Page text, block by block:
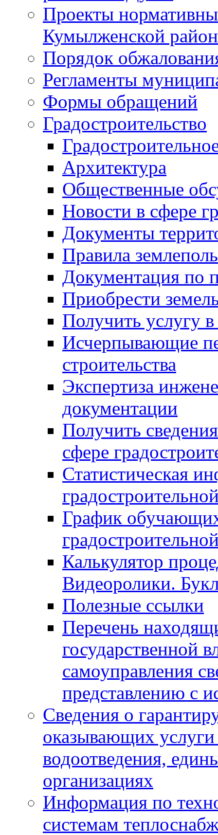
Проекты
Кумылженской
Порядок
Регламенты
Формы обращений
Градостроительство
Архитектура
Общественные
Новости в сфере
Документы
Правила
Документация по
Приобрести
Получить услугу в
Исчерпывающие
строительства
Экспертиза
документации
Получить
сфере
Статистическая
График
Калькулятор
Видеоролики.
Полезные ссылки
Перечень
государственной
самоуправления
представлению с
Сведения о
оказывающих
водоотведения,
организациях
Информация по
системам